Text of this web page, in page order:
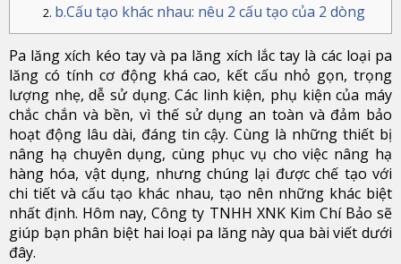
b.Cấu tạo khác nhau: nêu 2 cấu tạo của 2 dòng
Pa lăng xích kéo tay và pa lăng xích lắc tay là các loại pa
lăng có tính cơ động khá cao, kết cấu nhỏ gọn, trọng
lượng nhẹ, dễ sử dụng. Các linh kiện, phụ kiện của máy
chắc chắn và bền, vì thế sử dụng an toàn và đảm bảo
hoạt động lâu dài, đáng tin cậy. Cùng là những thiết bị
nâng hạ chuyên dụng, cùng phục vụ cho việc nâng hạ
hàng hóa, vật dụng, nhưng chúng lại được chế tạo với
chi tiết và cấu tạo khác nhau, tạo nên những khác biệt
nhất định. Hôm nay, Công ty TNHH XNK Kim Chí Bảo sẽ
giúp bạn phân biệt hai loại pa lăng này qua bài viết dưới
đây.